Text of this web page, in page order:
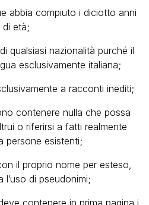
abbia compiuto i diciotto anni
di età;
qualsiasi nazionalità purché il
esclusivamente italiana;
a racconti inediti;
contenere nulla che possa
o riferirsi a fatti realmente
persone esistenti;
il proprio nome per esteso,
di pseudonimi;